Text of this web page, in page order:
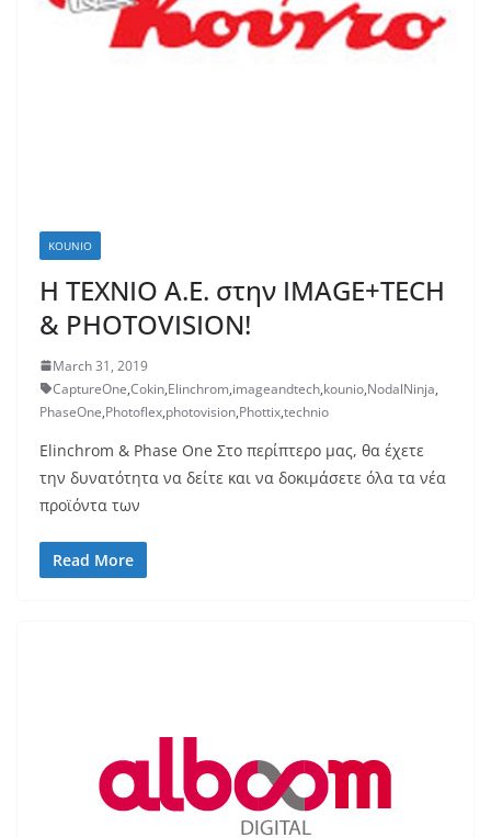
KOUNIO
H ΤΕΧΝΙΟ Α.Ε. στην IMAGE+TECH
& PHOTOVISION!
March 31, 2019
CaptureOne,Cokin,Elinchrom,imageandtech,kounio,NodalNinja,
PhaseOne,Photoflex,photovision,Phottix,technio
Elinchrom & Phase One Στο περίπτερο μας, θα έχετε
την δυνατότητα να δείτε και να δοκιμάσετε όλα τα νέα
προϊόντα των
Read More